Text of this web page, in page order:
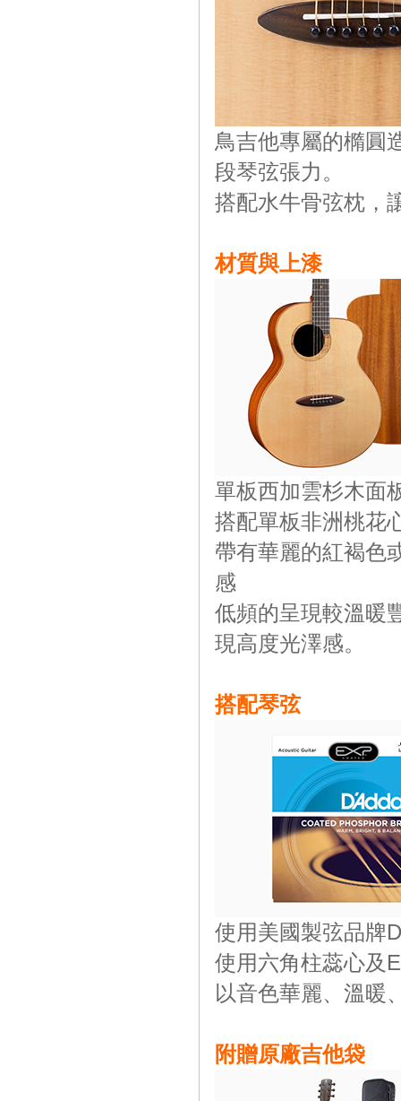
鳥吉他專屬的橢圓
段琴弦張力。
搭配水牛骨弦枕，
材質與上漆
單板西加雲杉木面
搭配單板非洲桃花
帶有華麗的紅褐色
感
低頻的呈現較溫暖
現高度光澤感。
搭配琴弦
使用美國製弦品牌
使用六角柱蕊心及
以音色華麗、溫暖
附贈原廠吉他袋